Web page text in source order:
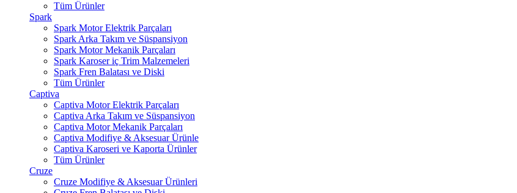
Tüm Ürünler
Spark
Spark Motor Elektrik Parçaları
Spark Arka Takım ve Süspansiyon
Spark Motor Mekanik Parçaları
Spark Karoser iç Trim Malzemeleri
Spark Fren Balatası ve Diski
Tüm Ürünler
Captiva
Captiva Motor Elektrik Parçaları
Captiva Arka Takım ve Süspansiyon
Captiva Motor Mekanik Parçaları
Captiva Modifiye & Aksesuar Ürünle
Captiva Karoseri ve Kaporta Ürünler
Tüm Ürünler
Cruze
Cruze Modifiye & Aksesuar Ürünleri